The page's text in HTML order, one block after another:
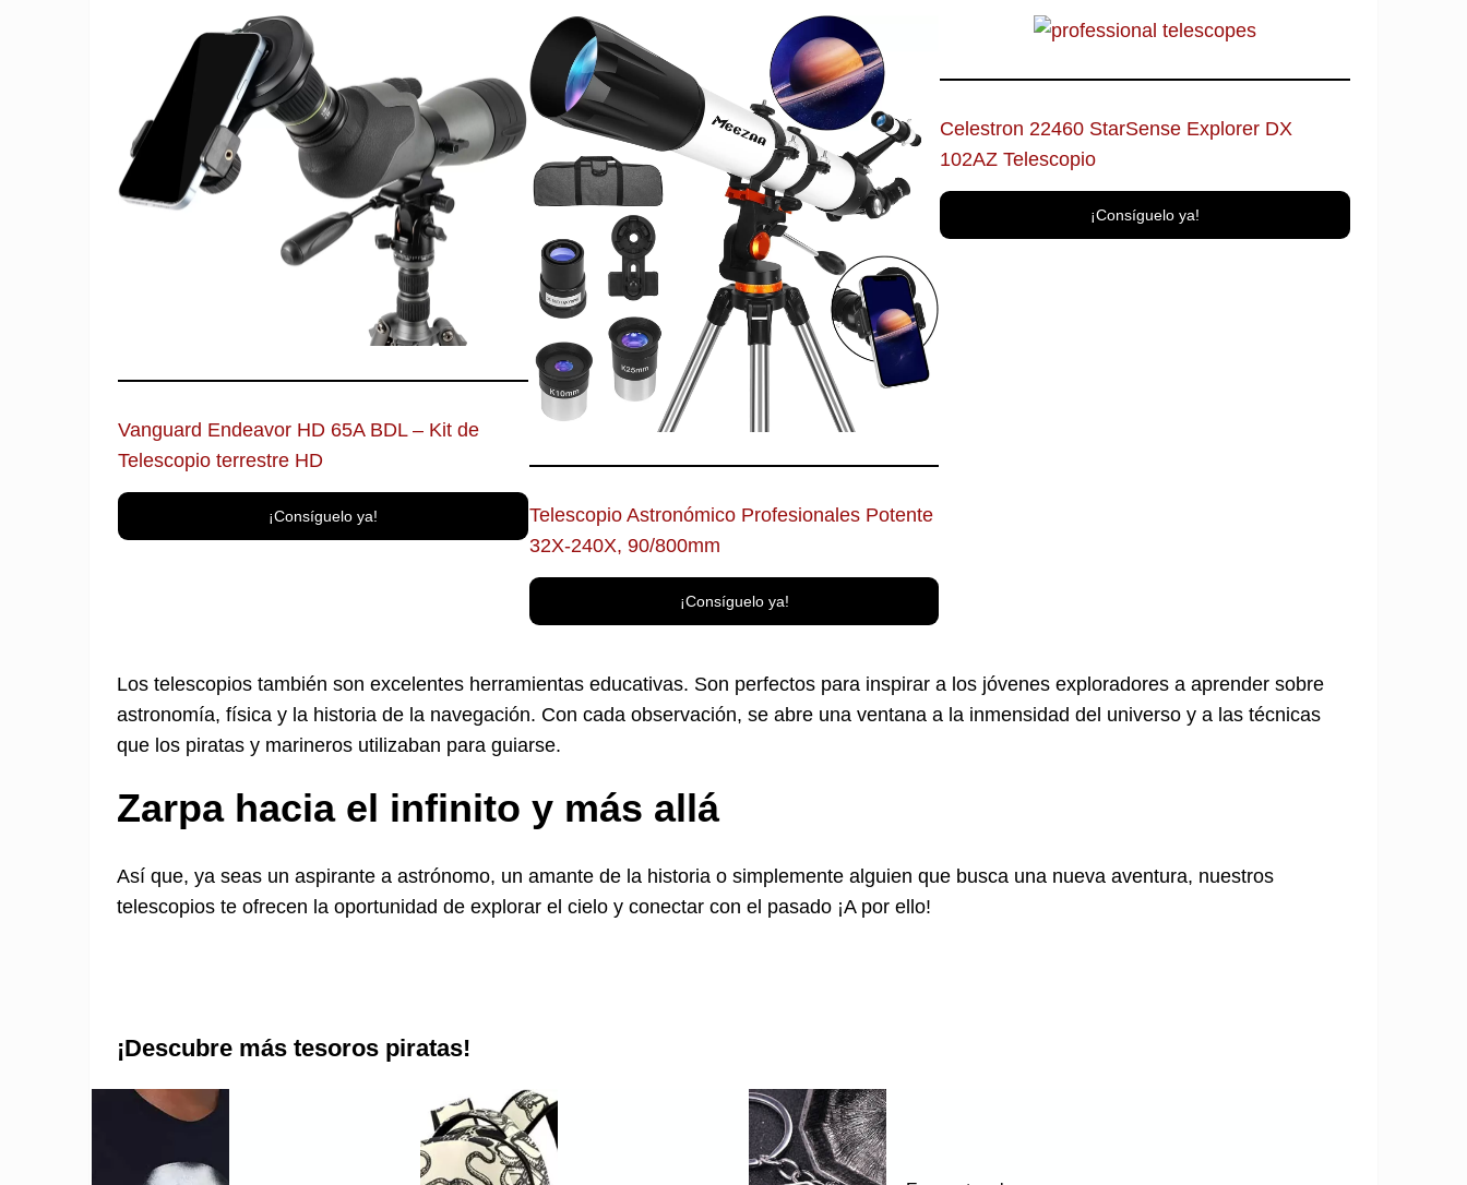
Vanguard Endeavor HD 65A BDL – Kit de
Telescopio terrestre HD
¡Consíguelo ya!
Telescopio Astronómico Profesionales Potente
32X-240X, 90/800mm
¡Consíguelo ya!
Celestron 22460 StarSense Explorer DX
102AZ Telescopio
¡Consíguelo ya!
Los telescopios también son excelentes herramientas educativas. Son perfectos para inspirar a los jóvenes exploradores a aprender sobre
astronomía, física y la historia de la navegación. Con cada observación, se abre una ventana a la inmensidad del universo y a las técnicas
que los piratas y marineros utilizaban para guiarse.
Zarpa hacia el infinito y más allá
Así que, ya seas un aspirante a astrónomo, un amante de la historia o simplemente alguien que busca una nueva aventura, nuestros
telescopios te ofrecen la oportunidad de explorar el cielo y conectar con el pasado ¡A por ello!
¡Descubre más tesoros piratas!